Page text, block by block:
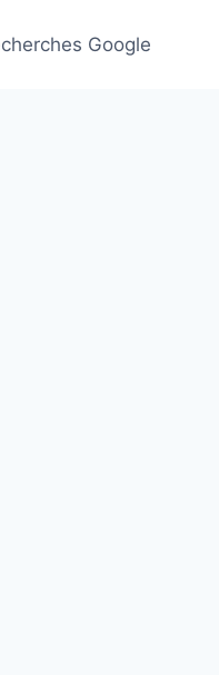
Google